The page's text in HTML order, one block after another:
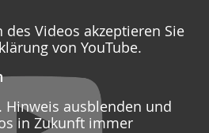
Videos akzeptieren Sie
von YouTube.
Hinweis ausblenden und
in Zukunft immer